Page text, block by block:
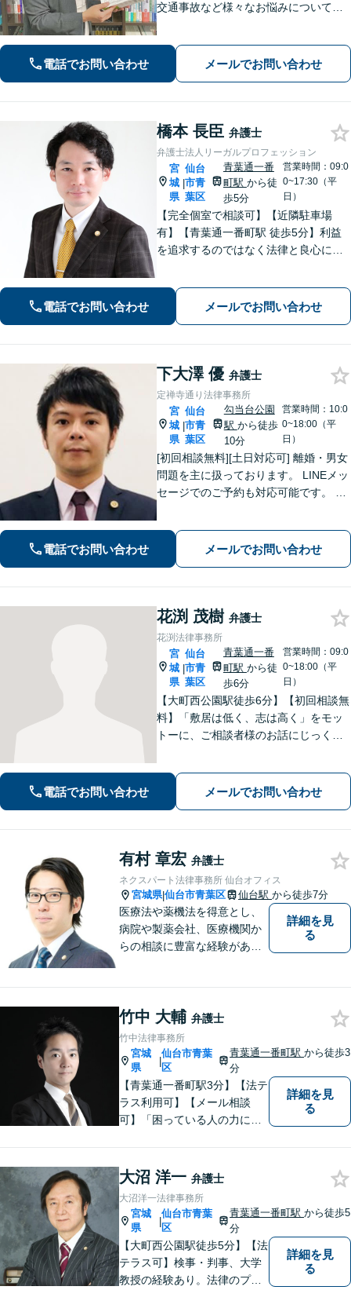
交通事故など様々なお悩みについて、
軽にご相談下さい。
電話でお問い合わせ メールでお問い合わせ
橋本 長臣 弁護士
弁護士法人リーガルプロフェッション
宮
城
県
|
仙台
市青
葉区
青葉通一番
町駅 から徒
歩5分
営業時間：09:0
0~17:30（平
日）
【完全個室で相談可】【近隣駐車場
有】【青葉通一番町駅 徒歩5分】利益
を追求するのではなく法律と良心に従
にお聞きしご要望に沿った解決をする
ように心がけています。お気軽にご相
電話でお問い合わせ メールでお問い合わせ
下大澤 優 弁護士
定禅寺通り法律事務所
宮
城
県
|
仙台
市青
葉区
勾当台公園
駅 から徒歩
10分
営業時間：10:0
0~18:00（平
日）
[初回相談無料][土日対応可] 離婚・男女
問題を主に扱っております。 LINEメッ
セージでのご予約も対応可能です。 LI
in.ee/uFqpYWb
電話でお問い合わせ メールでお問い合わせ
花渕 茂樹 弁護士
花渕法律事務所
宮
城
県
|
仙台
市青
葉区
青葉通一番
町駅 から徒
歩6分
営業時間：09:0
0~18:00（平
日）
【大町西公園駅徒歩6分】【初回相談無
料】「敷居は低く、志は高く」をモッ
トーに、ご相談者様のお話にじっくり
と変え、未来を見据えて全力で伴走い
たします。【電話・メール・WEB相談
電話でお問い合わせ メールでお問い合わせ
有村 章宏 弁護士
ネクスパート法律事務所 仙台オフィス
宮城県|仙台市青葉区 仙台駅 から徒歩7分
医療法や薬機法を得意とし、
病院や製薬会社、医療機関か
らの相談に豊富な経験があり
ニケーション力」「リサーチ
力」をフルに用いて、真の救
済を目指します。【分割払い
可】
詳細を見
る
竹中 大輔 弁護士
竹中法律事務所
宮城
県
|
仙台市青葉
区
青葉通一番町駅から徒歩3
分
【青葉通一番町駅3分】【法テ
ラス利用可】【メール相談
可】「困っている人の力にな
ります。 依頼者の思いに寄り
添い、丁寧な対応を心がけて
おりますので、ぜひご相談く
ださい。
詳細を見
る
大沼 洋一 弁護士
大沼洋一法律事務所
宮城
県
|
仙台市青葉
区
青葉通一番町駅から徒歩5
分
【大町西公園駅徒歩5分】【法
テラス可】検事・判事、大学
教授の経験あり。法律のプロ
詳細を見
る